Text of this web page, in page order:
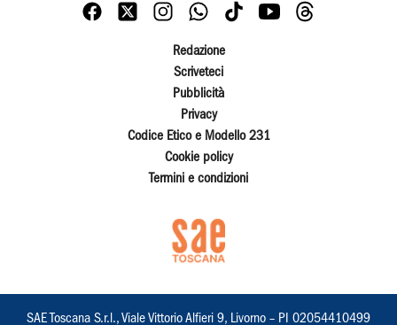
Redazione
Scriveteci
Pubblicità
Privacy
Codice Etico e Modello 231
Cookie policy
Termini e condizioni
SAE Toscana S.r.l., Viale Vittorio Alfieri 9, Livorno – PI 02054410499